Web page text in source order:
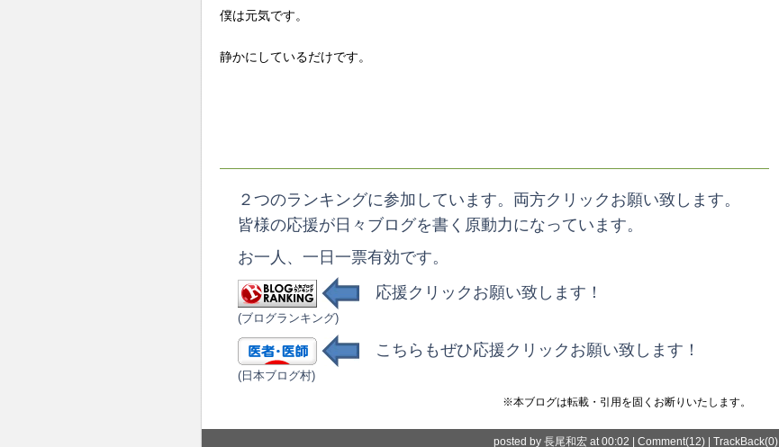
僕は元気です。
静かにしているだけです。
２つのランキングに参加しています。両方クリックお願い致します。
皆様の応援が日々ブログを書く原動力になっています。
お一人、一日一票有効です。
応援クリックお願い致します！
(ブログランキング)
こちらもぜひ応援クリックお願い致します！
(日本ブログ村)
※本ブログは転載・引用を固くお断りいたします。
posted by 長尾和宏 at 00:02 | Comment(12)| TrackBack(0)